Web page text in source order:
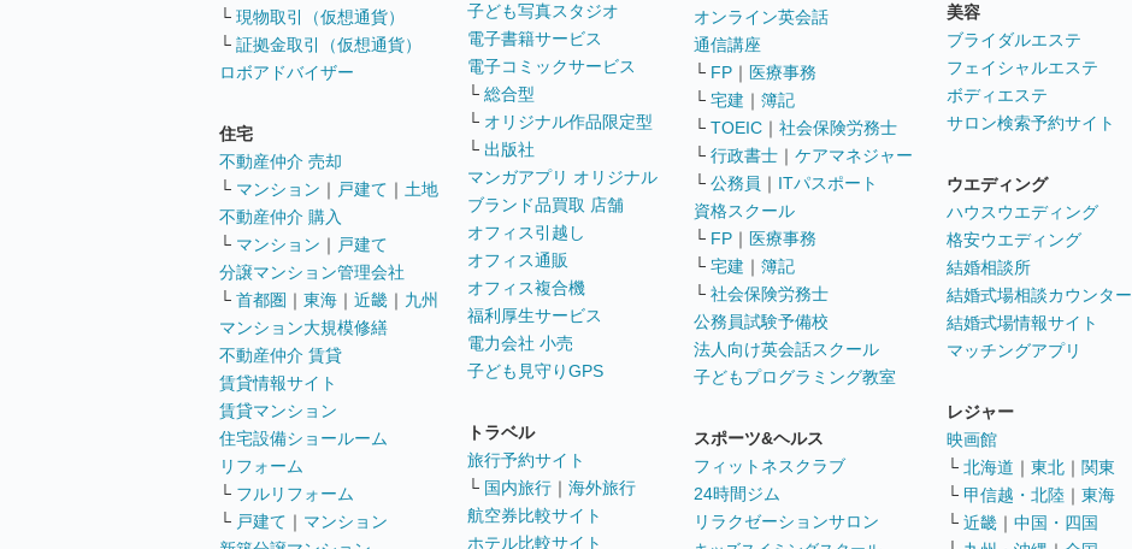
└ 現物取引（仮想通貨）
└ 証拠金取引（仮想通貨）
ロボアドバイザー
住宅
不動産仲介 売却
└ マンション ｜ 戸建て ｜ 土地
不動産仲介 購入
└ マンション ｜ 戸建て
分譲マンション管理会社
└ 首都圏 ｜ 東海 ｜ 近畿 ｜ 九州
マンション大規模修繕
不動産仲介 賃貸
賃貸情報サイト
賃貸マンション
住宅設備ショールーム
リフォーム
└ フルリフォーム
└ 戸建て ｜ マンション
子ども写真スタジオ
電子書籍サービス
電子コミックサービス
└ 総合型
└ オリジナル作品限定型
└ 出版社
マンガアプリ オリジナル
ブランド品買取 店舗
オフィス引越し
オフィス通販
オフィス複合機
福利厚生サービス
電力会社 小売
子ども見守りGPS
トラベル
旅行予約サイト
└ 国内旅行 ｜ 海外旅行
航空券比較サイト
ホテル比較サイト
オンライン英会話
通信講座
└ FP ｜ 医療事務
└ 宅建 ｜ 簿記
└ TOEIC ｜ 社会保険労務士
└ 行政書士 ｜ ケアマネジャー
└ 公務員 ｜ ITパスポート
資格スクール
└ FP ｜ 医療事務
└ 宅建 ｜ 簿記
└ 社会保険労務士
公務員試験予備校
法人向け英会話スクール
子どもプログラミング教室
スポーツ&ヘルス
フィットネスクラブ
24時間ジム
リラクゼーションサロン
美容
ブライダルエステ
フェイシャルエステ
ボディエステ
サロン検索予約サイト
ウエディング
ハウスウエディング
格安ウエディング
結婚相談所
結婚式場相談カウンター
結婚式場情報サイト
マッチングアプリ
レジャー
映画館
└ 北海道 ｜ 東北 ｜ 関東
└ 甲信越・北陸 ｜ 東海
└ 近畿 ｜ 中国・四国